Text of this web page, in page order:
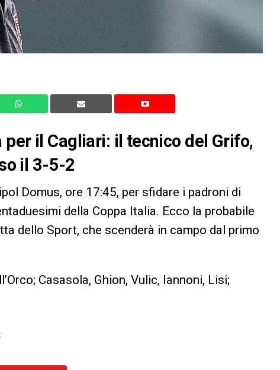
il Cagliari: il tecnico del Grifo,
il 3-5-2
Domus, ore 17:45, per sfidare i padroni di
della Coppa Italia. Ecco la probabile
dello Sport, che scenderà in campo dal primo
Casasola, Ghion, Vulic, Iannoni, Lisi;